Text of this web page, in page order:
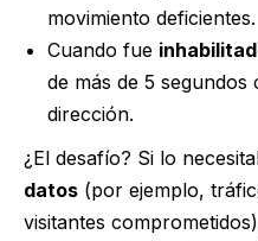
movimiento deficientes.
Cuando fue
de más de 5
dirección.
¿El desafío? Si lo
datos (por ejemplo,
visitantes